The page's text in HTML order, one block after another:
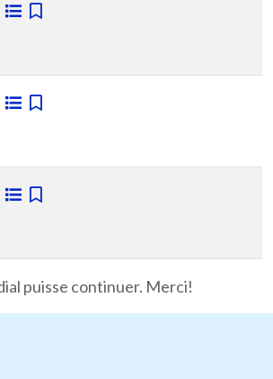
puisse continuer. Merci!